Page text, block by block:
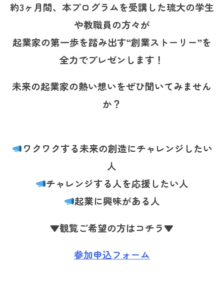
約3ヶ月間、本プログラムを受講した琉大の学生
や教職員の方々が
起業家の第一歩を踏み出す“創業ストーリー”を
全力でプレゼンします！
未来の起業家の熱い想いをぜひ聞いてみません
か？
ワクワクする未来の創造にチャレンジしたい
人
チャレンジする人を応援したい人
起業に興味がある人
▼観覧ご希望の方はコチラ▼
参加申込フォーム